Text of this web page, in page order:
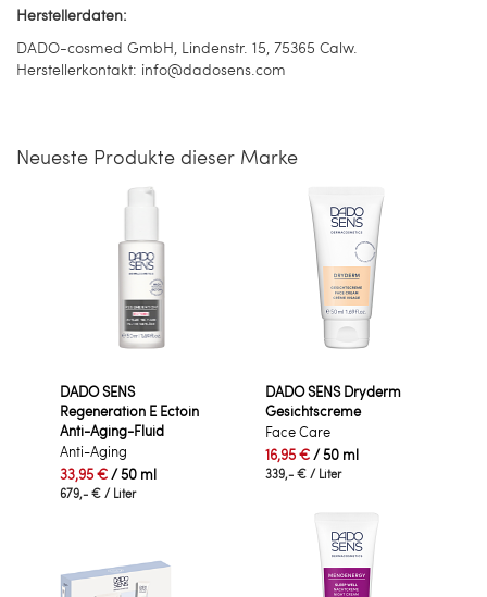
Herstellerdaten:
DADO-cosmed GmbH, Lindenstr. 15, 75365 Calw.
Herstellerkontakt: info@dadosens.com
Neueste Produkte dieser Marke
DADO SENS
Regeneration E Ectoin
Anti-Aging-Fluid
Anti-Aging
33,95 €/ 50 ml
679,- € / Liter
DADO SENS Dryderm
Gesichtscreme
Face Care
16,95 €/ 50 ml
339,- € / Liter